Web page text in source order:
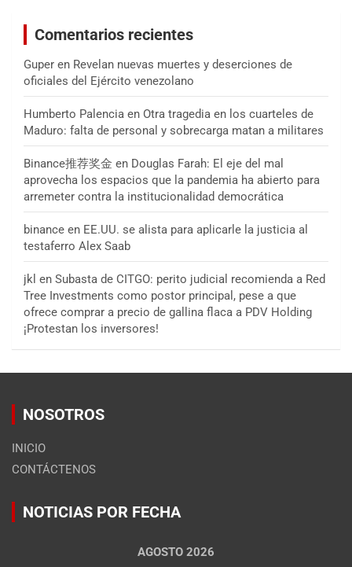
Comentarios recientes
Guper en Revelan nuevas muertes y deserciones de
oficiales del Ejército venezolano
Humberto Palencia en Otra tragedia en los cuarteles de
Maduro: falta de personal y sobrecarga matan a militares
Binance推荐奖金 en Douglas Farah: El eje del mal
aprovecha los espacios que la pandemia ha abierto para
arremeter contra la institucionalidad democrática
binance en EE.UU. se alista para aplicarle la justicia al
testaferro Alex Saab
jkl en Subasta de CITGO: perito judicial recomienda a Red
Tree Investments como postor principal, pese a que
ofrece comprar a precio de gallina flaca a PDV Holding
¡Protestan los inversores!
NOSOTROS
INICIO
CONTÁCTENOS
NOTICIAS POR FECHA
AGOSTO 2026